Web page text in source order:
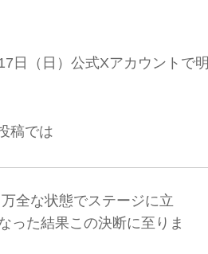
日（日）公式Xアカウントで明
稿では
全な状態でステージに立
った結果この決断に至りま